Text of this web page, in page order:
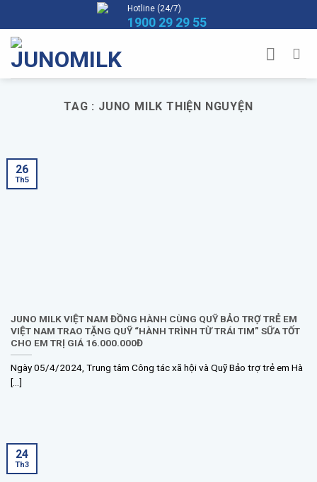
to
content
Hotline (24/7)
1900 29 29 55
TAG : JUNO MILK THIỆN NGUYỆN
JUNO MILK VIỆT NAM ĐỒNG HÀNH CÙNG QUỸ BẢO TRỢ TRẺ EM
VIỆT NAM TRAO TẶNG QUỸ “HÀNH TRÌNH TỪ TRÁI TIM” SỮA TỐT
CHO EM TRỊ GIÁ 16.000.000Đ
Ngày 05/4/2024, Trung tâm Công tác xã hội và Quỹ Bảo trợ trẻ em Hà
[...]
26
Th5
24
Th3